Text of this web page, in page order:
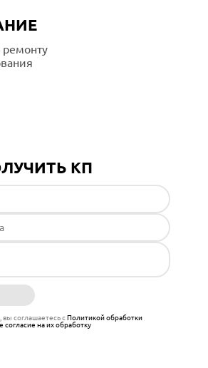
ремонту
КП
вы соглашаетесь сПолитикой обработки
согласие на их обработку